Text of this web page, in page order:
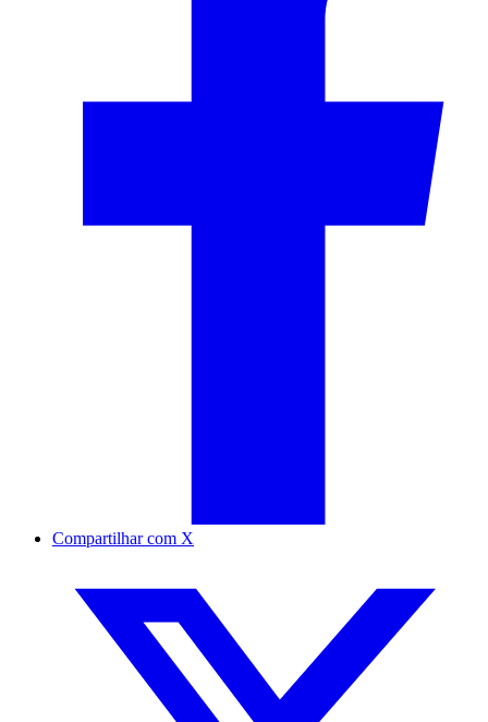
Compartilhar com X